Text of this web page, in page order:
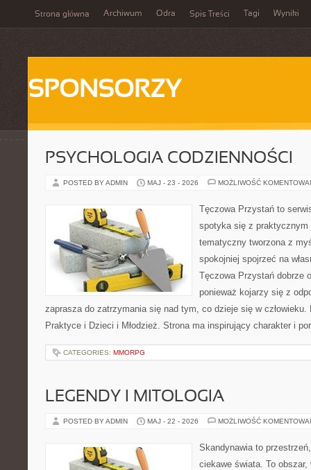
Strona główna Archiwum Odra Spis Treści Tagi Wyniki
SPONSORZY
PSYCHOLOGIA CODZIENNOŚCI
POSTED BY ADMIN MAJ - 23 - 2026 MOŻLIWOŚĆ
Tęczowa Przystań to
spotyka się z praktycznym
tematyczny tworzona z
spokojniej spojrzeć na
Tęczowa Przystań dobrze
ponieważ kojarzy się z
zaprasza do zatrzymania się nad tym, co dzieje się w
Praktyce i Dzieci i Młodzież. Strona ma inspirujący charakter i
CATEGORIES: MMORPG
LEGENDY I MITOLOGIA
POSTED BY ADMIN MAJ - 22 - 2026 MOŻLIWOŚĆ
Skandynawia to
ciekawe świata. To